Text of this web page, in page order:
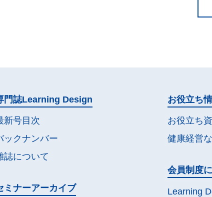
門誌Learning Design
新号目次
ックナンバー
誌について
ミナーアーカイブ
お役立ち
お役立ち
健康経営
会員制度
Learning